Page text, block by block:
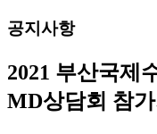
공지사항
2021 부산국제
MD상담회 참